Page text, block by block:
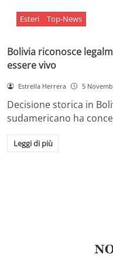
Esteri Top-News
Bolivia riconosce
essere vivo
Estrella Herrera 5
Decisione storica in
sudamericano ha
Leggi di più